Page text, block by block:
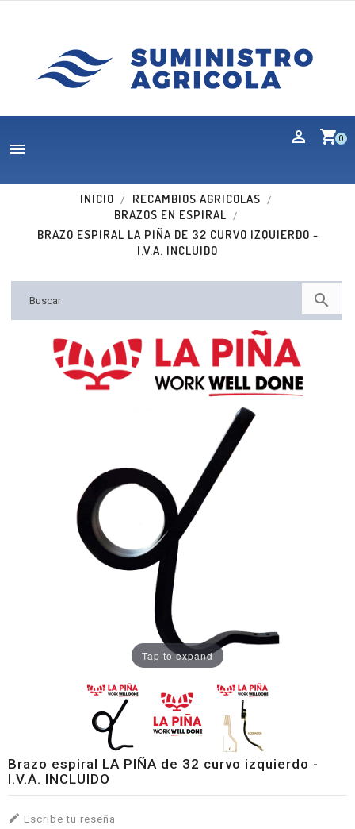
shopping_cart0

INICIO
RECAMBIOS AGRICOLAS
BRAZOS EN ESPIRAL
BRAZO ESPIRAL LA PIÑA DE 32 CURVO IZQUIERDO -
I.V.A. INCLUIDO

Tap to expand
Brazo espiral LA PIÑA de 32 curvo izquierdo -
I.V.A. INCLUIDO
 Escribe tu reseña